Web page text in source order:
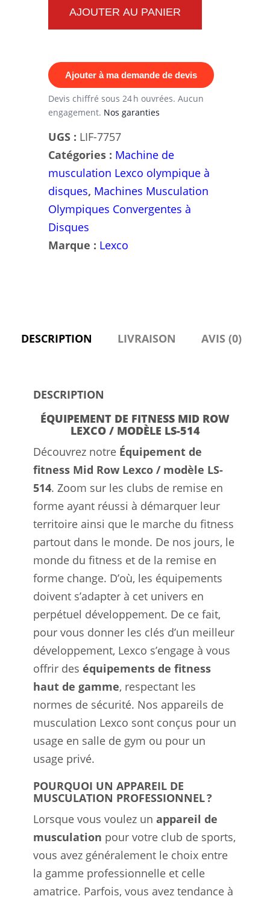
Équipement
de
Mid
Row
Lexco
/
modèle
LS-
514
AJOUTER AU PANIER
Ajouter à ma demande de devis
Devis chiffré sous 24 h ouvrées. Aucun
engagement. Nos garanties
UGS : LIF-7757
Catégories : Machine de
musculation Lexco olympique à
disques, Machines Musculation
Olympiques Convergentes à
Disques
Marque : Lexco
DESCRIPTION LIVRAISON AVIS (0)
DESCRIPTION
ÉQUIPEMENT DE FITNESS MID ROW
LEXCO / MODÈLE LS-514
Découvrez notre Équipement de
fitness Mid Row Lexco / modèle LS-
514. Zoom sur les clubs de remise en
forme ayant réussi à démarquer leur
territoire ainsi que le marche du fitness
partout dans le monde. De nos jours, le
monde du fitness et de la remise en
forme change. D’où, les équipements
doivent s’adapter à cet univers en
perpétuel développement. De ce fait,
pour vous donner les clés d’un meilleur
développement, Lexco s’engage à vous
offrir des équipements de fitness
haut de gamme, respectant les
normes de sécurité. Nos appareils de
musculation Lexco sont conçus pour un
usage en salle de gym ou pour un
usage privé.
POURQUOI UN APPAREIL DE
MUSCULATION PROFESSIONNEL ?
Lorsque vous voulez un appareil de
musculation pour votre club de sports,
vous avez généralement le choix entre
la gamme professionnelle et celle
amatrice. Parfois, vous avez tendance à